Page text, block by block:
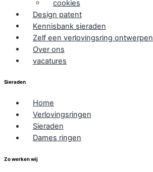
cookies
Design patent
Kennisbank sieraden
Zelf een verlovingsring ontwerpen
Over ons
vacatures
Sieraden
Home
Verlovingsringen
Sieraden
Dames ringen
Zo werken wij